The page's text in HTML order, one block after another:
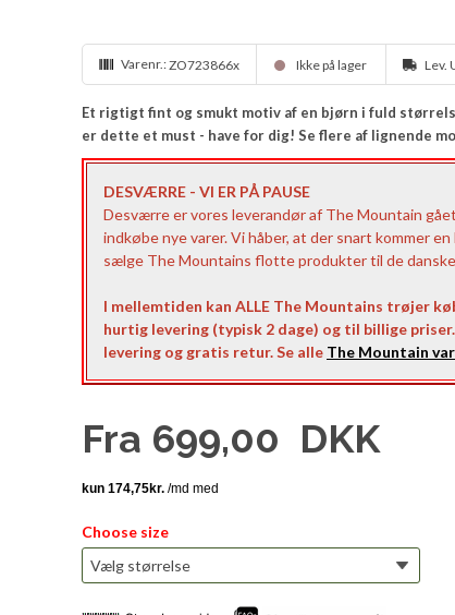
Varenr.:ZO723866x Ikke på lager Lev.
Et rigtigt fint og smukt motiv af en bjørn i fuld
er dette et must - have for dig! Se flere af lignende
DESVÆRRE - VI ER PÅ PAUSE
Desværre er vores leverandør af The Mountain
indkøbe nye varer. Vi håber, at der snart kommer
sælge The Mountains flotte produkter til de
I mellemtiden kan ALLE The Mountains trøjer
hurtig levering (typisk 2 dage) og til billige
levering og gratis retur. Se alle The Mountain
Fra 699,00 DKK
Choose size